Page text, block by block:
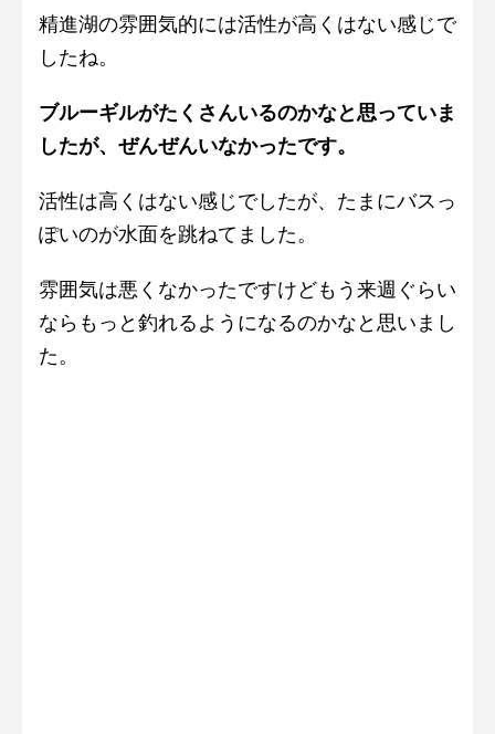
精進湖の雰囲気的には活性が高くはない感じで
したね。
ブルーギルがたくさんいるのかなと思っていま
したが、ぜんぜんいなかったです。
活性は高くはない感じでしたが、たまにバスっ
ぽいのが水面を跳ねてました。
雰囲気は悪くなかったですけどもう来週ぐらい
ならもっと釣れるようになるのかなと思いまし
た。